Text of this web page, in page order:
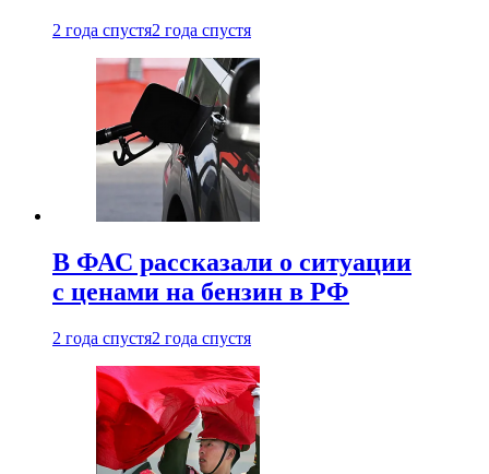
2 года спустя2 года спустя
В ФАС рассказали о ситуации
с ценами на бензин в РФ
2 года спустя2 года спустя